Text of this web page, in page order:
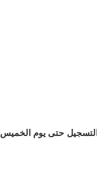
التسجيل حتى يوم الخميس